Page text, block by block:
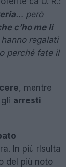
… però
c’ho me li
regalati
perché fate il
, mentre
arresti
In più rIsulta
del più noto